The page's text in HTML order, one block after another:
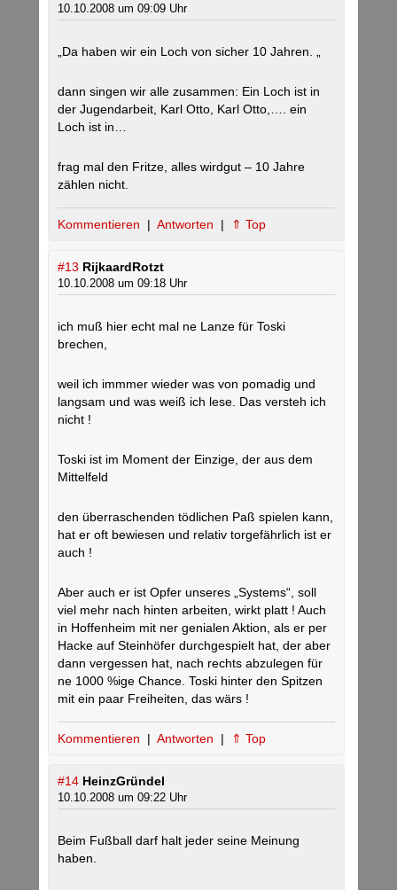
10.10.2008 um 09:09 Uhr
„Da haben wir ein Loch von sicher 10 Jahren. „
dann singen wir alle zusammen: Ein Loch ist in
der Jugendarbeit, Karl Otto, Karl Otto,…. ein
Loch ist in…
frag mal den Fritze, alles wirdgut – 10 Jahre
zählen nicht.
Kommentieren | Antworten | ⇑ Top
#13 RijkaardRotzt
10.10.2008 um 09:18 Uhr
ich muß hier echt mal ne Lanze für Toski
brechen,
weil ich immmer wieder was von pomadig und
langsam und was weiß ich lese. Das versteh ich
nicht !
Toski ist im Moment der Einzige, der aus dem
Mittelfeld
den überraschenden tödlichen Paß spielen kann,
hat er oft bewiesen und relativ torgefährlich ist er
auch !
Aber auch er ist Opfer unseres „Systems“, soll
viel mehr nach hinten arbeiten, wirkt platt ! Auch
in Hoffenheim mit ner genialen Aktion, als er per
Hacke auf Steinhöfer durchgespielt hat, der aber
dann vergessen hat, nach rechts abzulegen für
ne 1000 %ige Chance. Toski hinter den Spitzen
mit ein paar Freiheiten, das wärs !
Kommentieren | Antworten | ⇑ Top
#14 HeinzGründel
10.10.2008 um 09:22 Uhr
Beim Fußball darf halt jeder seine Meinung
haben.